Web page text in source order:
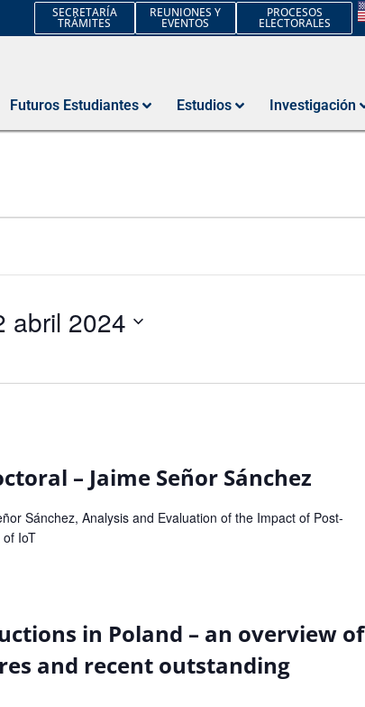
SECRETARÍA
TRÁMITES
REUNIONES Y
EVENTOS
PROCESOS
ELECTORALES
Futuros Estudiantes Estudios Investigación
abril 2024
– Jaime Señor Sánchez
Sánchez, Analysis and Evaluation of the Impact of Post-
IoT
in Poland – an overview of
and recent outstanding